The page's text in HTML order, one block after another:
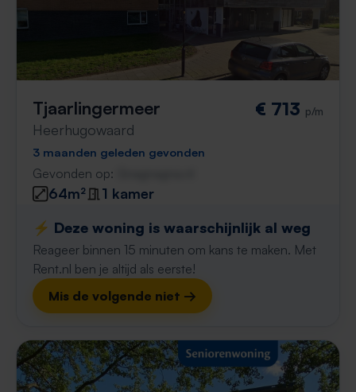
Tjaarlingermeer
Heerhugowaard
€ 713 p/m
3 maanden geleden gevonden
Gevonden op:
64m²
1 kamer
⚡️ Deze woning is waarschijnlijk al weg
Reageer binnen 15 minuten om kans te maken. Met
Rent.nl ben je altijd als eerste!
Mis de volgende niet →